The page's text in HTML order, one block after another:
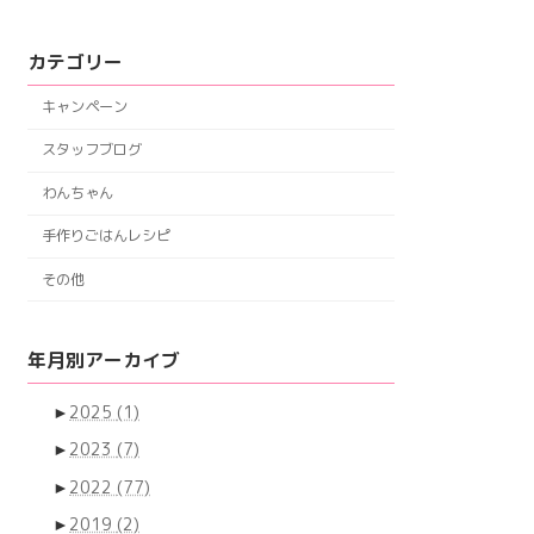
カテゴリー
キャンペーン
スタッフブログ
わんちゃん
手作りごはんレシピ
その他
年月別アーカイブ
► 2025 (1)
► 2023 (7)
► 2022 (77)
► 2019 (2)